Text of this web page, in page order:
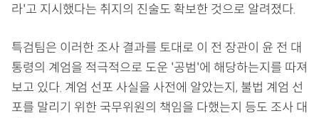
라'고 지시했다는 취지의 진술도 확보한 것으로 알려졌다.
특검팀은 이러한 조사 결과를 토대로 이 전 장관이 윤 전 대
통령의 계엄을 적극적으로 도운 '공범'에 해당하는지를 따져
보고 있다. 계엄 선포 사실을 사전에 알았는지, 불법 계엄 선
포를 말리기 위한 국무위원의 책임을 다했는지 등도 조사 대